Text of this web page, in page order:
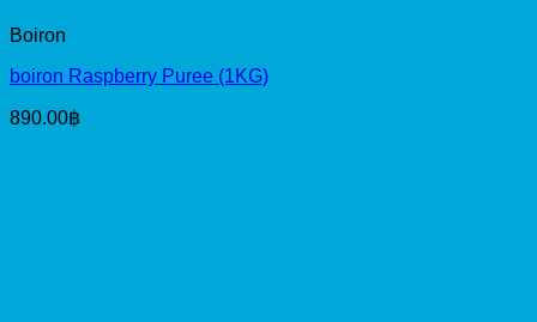
Boiron
boiron Raspberry Puree (1KG)
890.00฿